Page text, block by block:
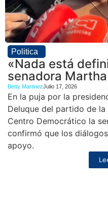
Politica
«Nada está
senadora
Betty MartinezJulio 17, 2026
En la puja por la
Deluque del partido de
Centro Democrático la
confirmó que los
apoyo.